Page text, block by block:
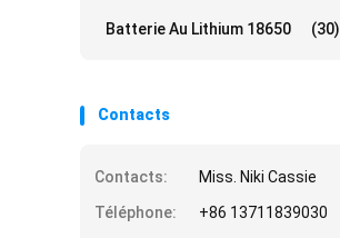
Batterie Au Lithium 18650 (30)
Contacts
Contacts:
Miss. Niki Cassie
Téléphone:
+86 13711839030